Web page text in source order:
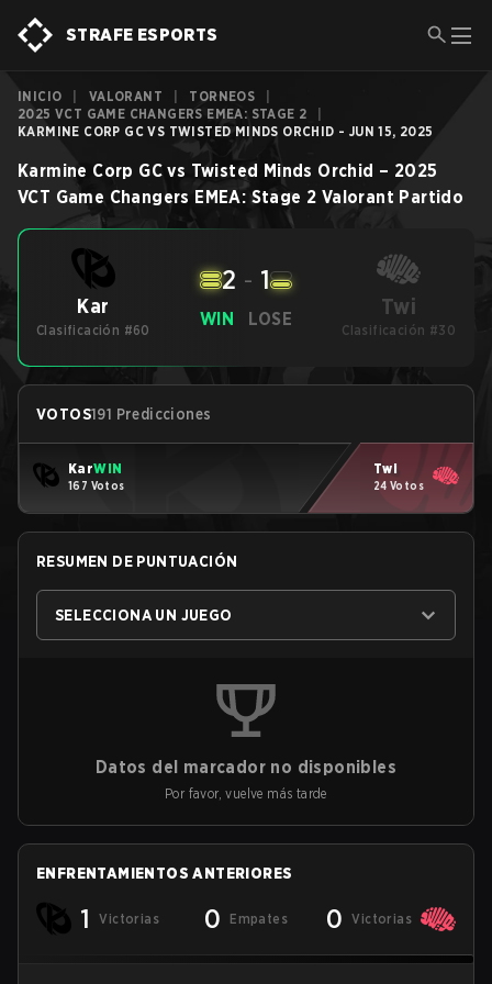
STRAFE ESPORTS
INICIO VALORANT TORNEOS
2025 VCT GAME CHANGERS EMEA: STAGE 2
KARMINE CORP GC VS TWISTED MINDS ORCHID - JUN 15, 2025
Karmine Corp GC vs Twisted Minds Orchid – 2025
VCT Game Changers EMEA: Stage 2 Valorant Partido
Kar
Clasificación #60
WIN
2 - 1
LOSE Twi
Clasificación #30
VOTOS191 Predicciones
KarWIN
167 Votos
Twi
24 Votos
RESUMEN DE PUNTUACIÓN
SELECCIONA UN JUEGO
Datos del marcador no disponibles
Por favor, vuelve más tarde
ENFRENTAMIENTOS ANTERIORES
1 Victorias 0 Empates 0 Victorias